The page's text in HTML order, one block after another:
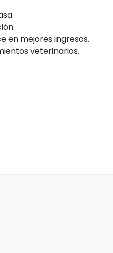
en mejores ingresos.
veterinarios.